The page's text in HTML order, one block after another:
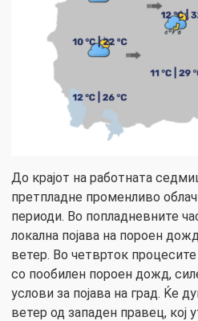
До крајот на работната
претпладне променливо
периоди. Во попладневните
локална појава на пороен
ветер. Во четврток
со пообилен пороен дожд,
услови за појава на град. Ќе
ветер од западен правец, кој